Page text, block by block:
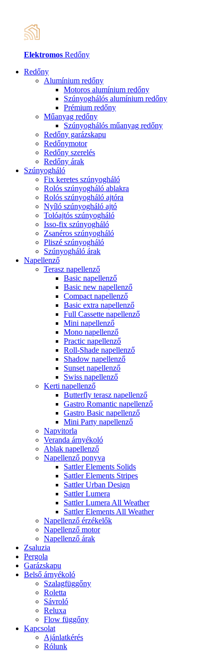
Elektromos Redőny
Redőny
Alumínium redőny
Motoros alumínium redőny
Szúnyoghálós alumínium redőny
Prémium redőny
Műanyag redőny
Szúnyoghálós műanyag redőny
Redőny garázskapu
Redőnymotor
Redőny szerelés
Redőny árak
Szúnyogháló
Fix keretes szúnyogháló
Rolós szúnyogháló ablakra
Rolós szúnyogháló ajtóra
Nyíló szúnyogháló ajtó
Tolóajtós szúnyogháló
Isso-fix szúnyogháló
Zsanéros szúnyogháló
Pliszé szúnyogháló
Szúnyogháló árak
Napellenző
Terasz napellenző
Basic napellenző
Basic new napellenző
Compact napellenző
Basic extra napellenző
Full Cassette napellenző
Mini napellenző
Mono napellenző
Practic napellenző
Roll-Shade napellenző
Shadow napellenző
Sunset napellenző
Swiss napellenző
Kerti napellenző
Butterfly terasz napellenző
Gastro Romantic napellenző
Gastro Basic napellenző
Mini Party napellenző
Napvitorla
Veranda árnyékoló
Ablak napellenző
Napellenző ponyva
Sattler Elements Solids
Sattler Elements Stripes
Sattler Urban Design
Sattler Lumera
Sattler Lumera All Weather
Sattler Elements All Weather
Napellenző érzékelők
Napellenző motor
Napellenző árak
Zsaluzia
Pergola
Garázskapu
Belső árnyékoló
Szalagfüggőny
Roletta
Sávroló
Reluxa
Flow függőny
Kapcsolat
Ajánlatkérés
Rólunk